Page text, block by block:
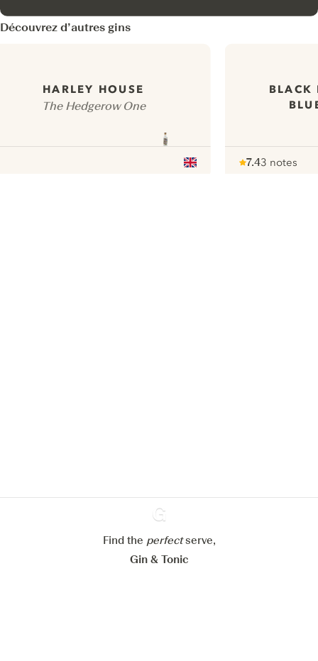
Découvrez d’autres gins
HARLEY HOUSE
The Hedgerow One
BLACK
7.43 notes
Ginventory
Find the perfectserve,
Gin & Tonic